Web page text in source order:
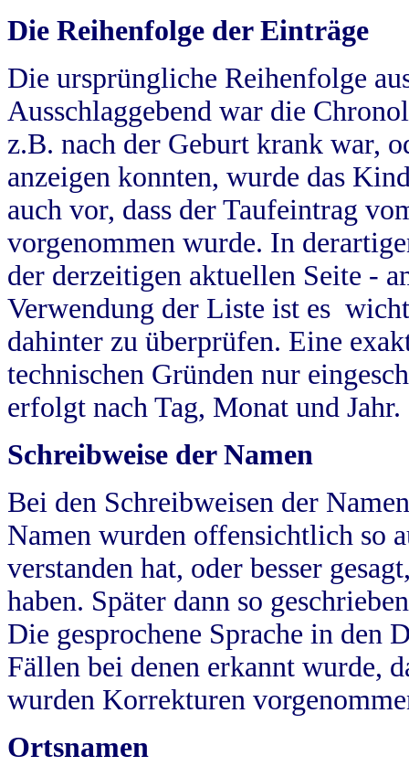
Die Reihenfolge der Einträge
Die ursprüngliche Reihenfolge
Ausschlaggebend war die
z.B. nach der Geburt krank war,
anzeigen konnten, wurde das
auch vor, dass der Taufeintrag
vorgenommen wurde. In
der derzeitigen aktuellen Seite -
Verwendung der Liste ist es
dahinter zu überprüfen. Eine
technischen Gründen nur
erfolgt nach Tag, Monat und Jahr.
Schreibweise der Namen
Bei den Schreibweisen der
Namen wurden offensichtlich so
verstanden hat, oder besser
haben. Später dann so
Die gesprochene Sprache in
Fällen bei denen erkannt wurde,
wurden Korrekturen
Ortsnamen